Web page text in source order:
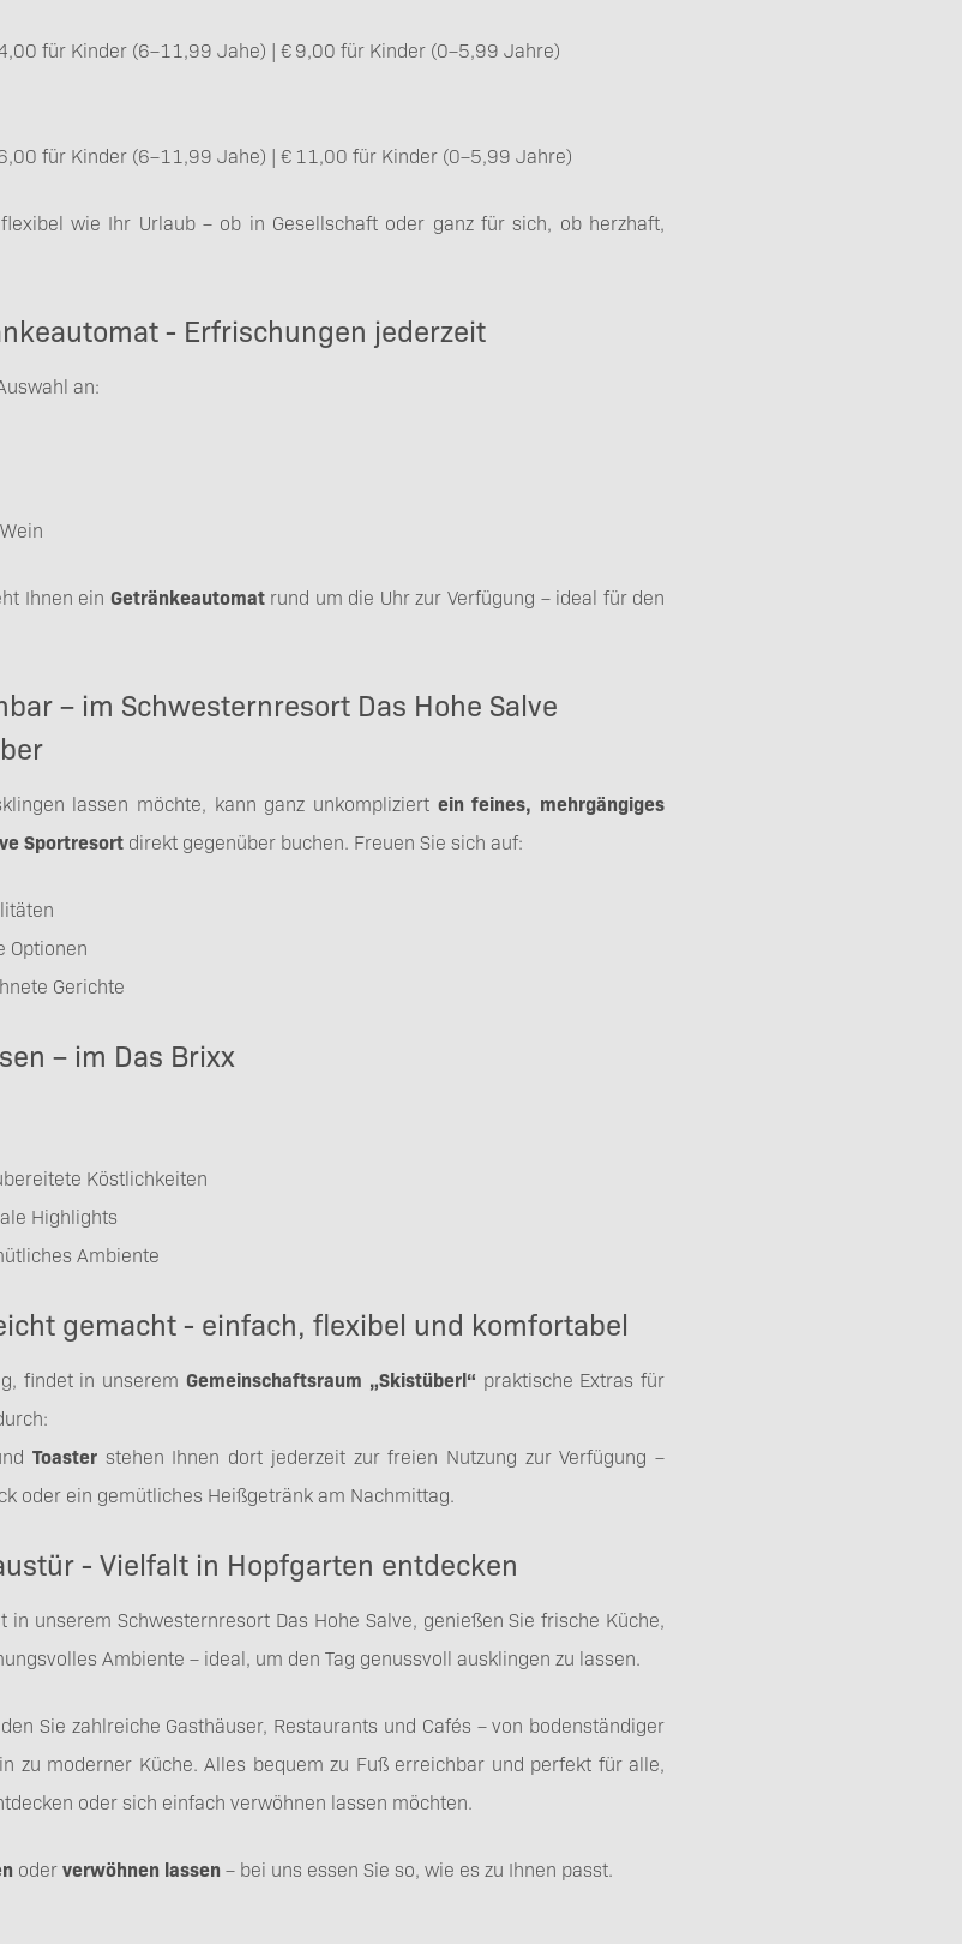
für Kinder (6–11,99 Jahe) | € 9,00 für Kinder (0–5,99 Jahre)
für Kinder (6–11,99 Jahe) | € 11,00 für Kinder (0–5,99 Jahre)
wie Ihr Urlaub – ob in Gesellschaft oder ganz für sich, ob herzhaft,
- Erfrischungen jederzeit
an:
Ihnen ein Getränkeautomatrund um die Uhr zur Verfügung – ideal für den
– im Schwesternresort Das Hohe Salve
lassen möchte, kann ganz unkompliziert ein feines, mehrgängiges
Sportresort direkt gegenüber buchen. Freuen Sie sich auf:
Optionen
Gerichte
– im Das Brixx
Köstlichkeiten
Highlights
Ambiente
gemacht - einfach, flexibel und komfortabel
findet in unseremGemeinschaftsraum „Skistüberl“ praktische Extras für
Toaster stehen Ihnen dort jederzeit zur freien Nutzung zur Verfügung –
oder ein gemütliches Heißgetränk am Nachmittag.
- Vielfalt in Hopfgarten entdecken
in unserem Schwesternresort Das Hohe Salve, genießen Sie frische Küche,
Ambiente – ideal, um den Tag genussvoll ausklingen zu lassen.
Sie zahlreiche Gasthäuser, Restaurants und Cafés – von bodenständiger
zu moderner Küche. Alles bequem zu Fuß erreichbar und perfekt für alle,
oder sich einfach verwöhnen lassen möchten.
oderverwöhnen lassen– bei uns essen Sie so, wie es zu Ihnen passt.